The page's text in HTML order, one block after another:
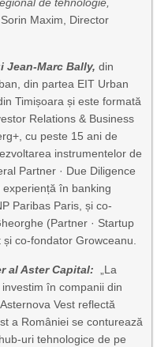
Sorin Maxim, Director
Jean-Marc Bally, din
din partea EIT Urban
Timișoara și este formată
Relations & Business
cu peste 15 ani de
instrumentelor de
Partner · Due Diligence
în banking
Paribas Paris, și co-
(Partner · Startup
co-fondator Growceanu.
al Aster Capital: „La
în companii din
Vest reflectă
a României se conturează
uri tehnologice de pe